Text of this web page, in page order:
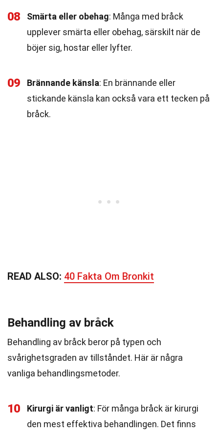
08 Smärta eller obehag: Många med bråck
upplever smärta eller obehag, särskilt när de
böjer sig, hostar eller lyfter.
09 Brännande känsla: En brännande eller
stickande känsla kan också vara ett tecken på
bråck.
READ ALSO: 40 Fakta Om Bronkit
Behandling av bråck
Behandling av bråck beror på typen och
svårighetsgraden av tillståndet. Här är några
vanliga behandlingsmetoder.
10 Kirurgi är vanligt: För många bråck är kirurgi
den mest effektiva behandlingen. Det finns